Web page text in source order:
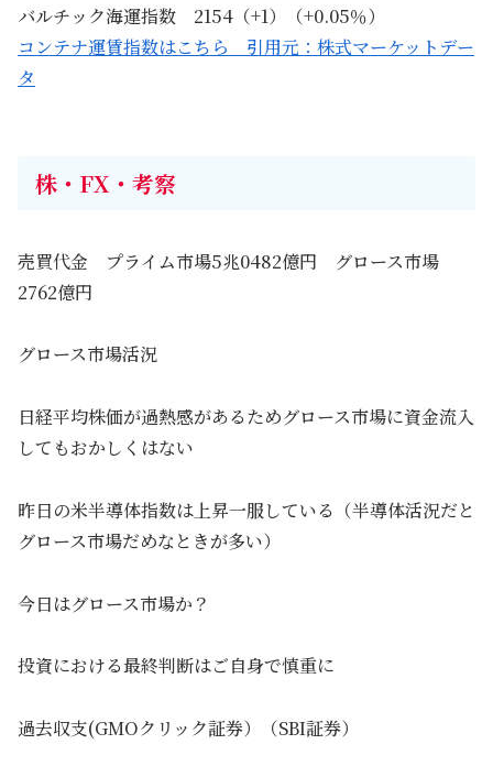
バルチック海運指数 2154（+1）（+0.05％）
コンテナ運賃指数はこちら 引用元：株式マーケットデー
タ
株・FX・考察
売買代金 プライム市場5兆0482億円 グロース市場
2762億円
グロース市場活況
日経平均株価が過熱感があるためグロース市場に資金流入
してもおかしくはない
昨日の米半導体指数は上昇一服している（半導体活況だと
グロース市場だめなときが多い）
今日はグロース市場か？
投資における最終判断はご自身で慎重に
過去収支(GMOクリック証券）（SBI証券）